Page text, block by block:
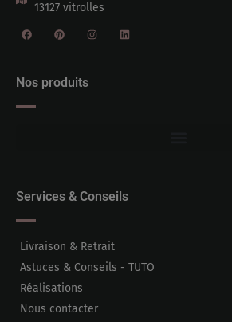
13127 vitrolles
Nos produits
Services & Conseils
Livraison & Retrait
Astuces & Conseils - TUTO
Réalisations
Nous contacter